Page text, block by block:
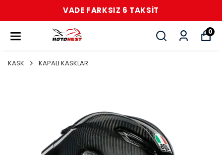
VADE FARKSIZ 6 TAKSİT
0
KASK KAPALI KASKLAR